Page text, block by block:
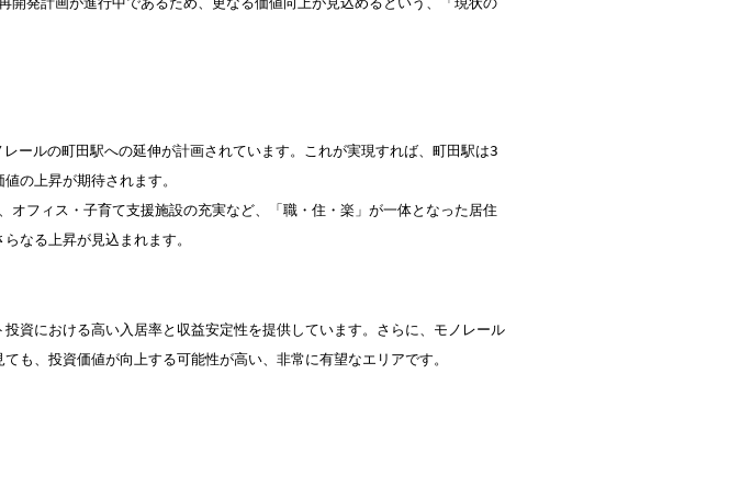
ルの町田駅への延伸が計画されています。これが実現すれば、町田駅は3
の上昇が期待されます。
フィス・子育て支援施設の充実など、「職・住・楽」が一体となった居住
なる上昇が見込まれます。
資における高い入居率と収益安定性を提供しています。さらに、モノレール
も、投資価値が向上する可能性が高い、非常に有望なエリアです。